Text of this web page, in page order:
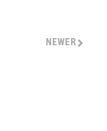
NEWER